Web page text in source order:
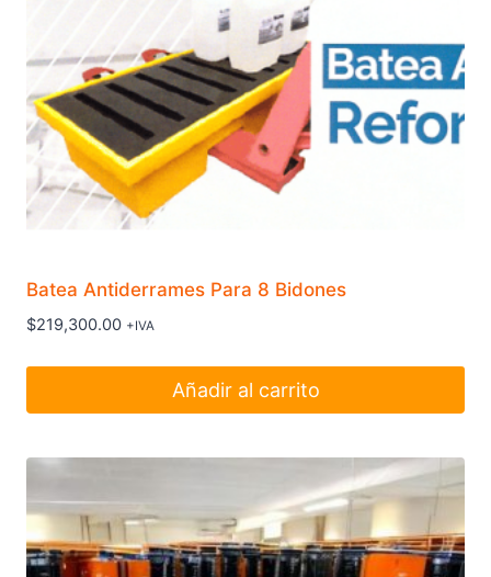
Batea Antiderrames Para 8 Bidones
$219,300.00 +IVA
Añadir al carrito